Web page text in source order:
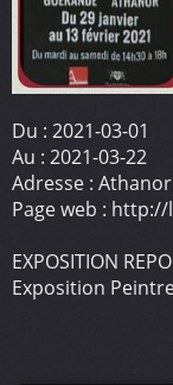
Du : 2021-03-01
Au : 2021-03-22
Adresse :
Page web : http://
EXPOSITION
Exposition